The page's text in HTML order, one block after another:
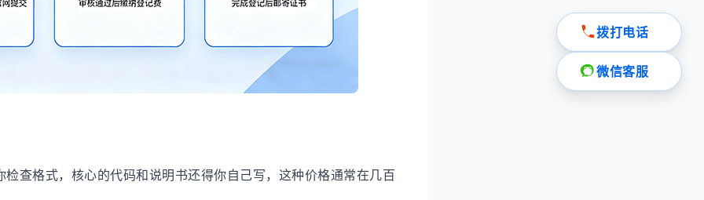
查格式，核心的代码和说明书还得你自己写，这种价格通常在几百
拨打电话
微信客服